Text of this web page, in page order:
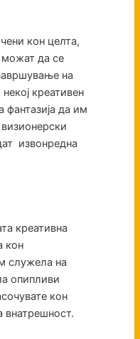
кон целта,
да се
на
креативен
фантазија да им
извонредна
креативна
кон
служела на
опипливи
кон
внатрешност.